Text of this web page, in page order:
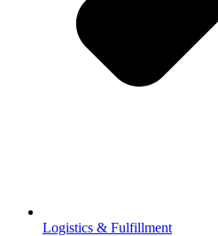
Logistics & Fulfillment